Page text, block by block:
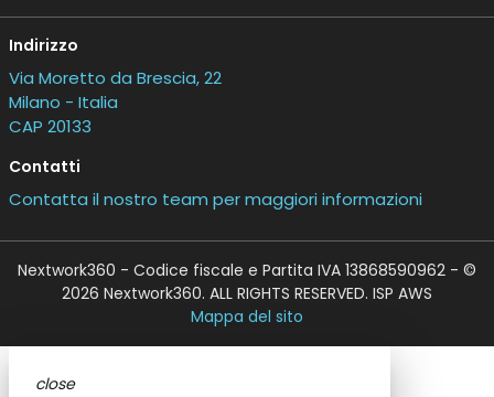
Indirizzo
Via Moretto da Brescia, 22
Milano - Italia
CAP 20133
Contatti
Contatta il nostro team per maggiori informazioni
Nextwork360 - Codice fiscale e Partita IVA 13868590962 - ©
2026 Nextwork360. ALL RIGHTS RESERVED. ISP AWS
Mappa del sito
close